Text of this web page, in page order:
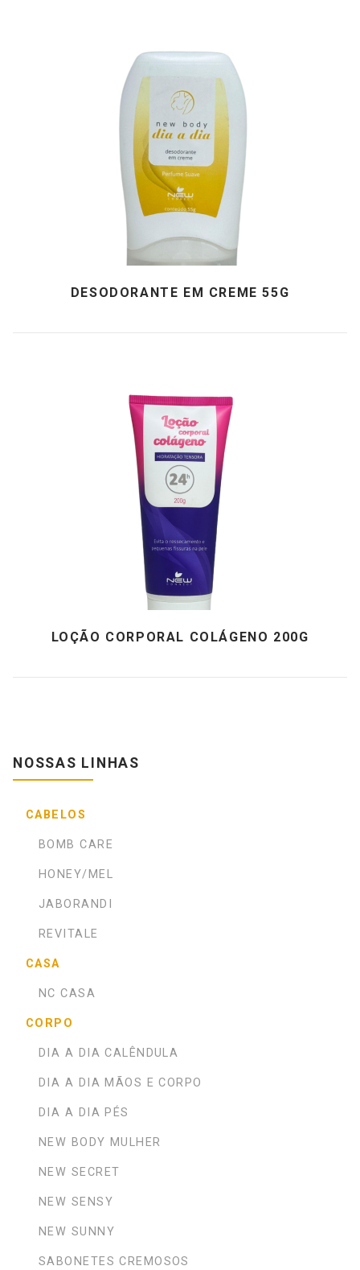
DESODORANTE EM CREME 55G
LOÇÃO CORPORAL COLÁGENO 200G
NOSSAS LINHAS
CABELOS
BOMB CARE
HONEY/MEL
JABORANDI
REVITALE
CASA
NC CASA
CORPO
DIA A DIA CALÊNDULA
DIA A DIA MÃOS E CORPO
DIA A DIA PÉS
NEW BODY MULHER
NEW SECRET
NEW SENSY
NEW SUNNY
SABONETES CREMOSOS